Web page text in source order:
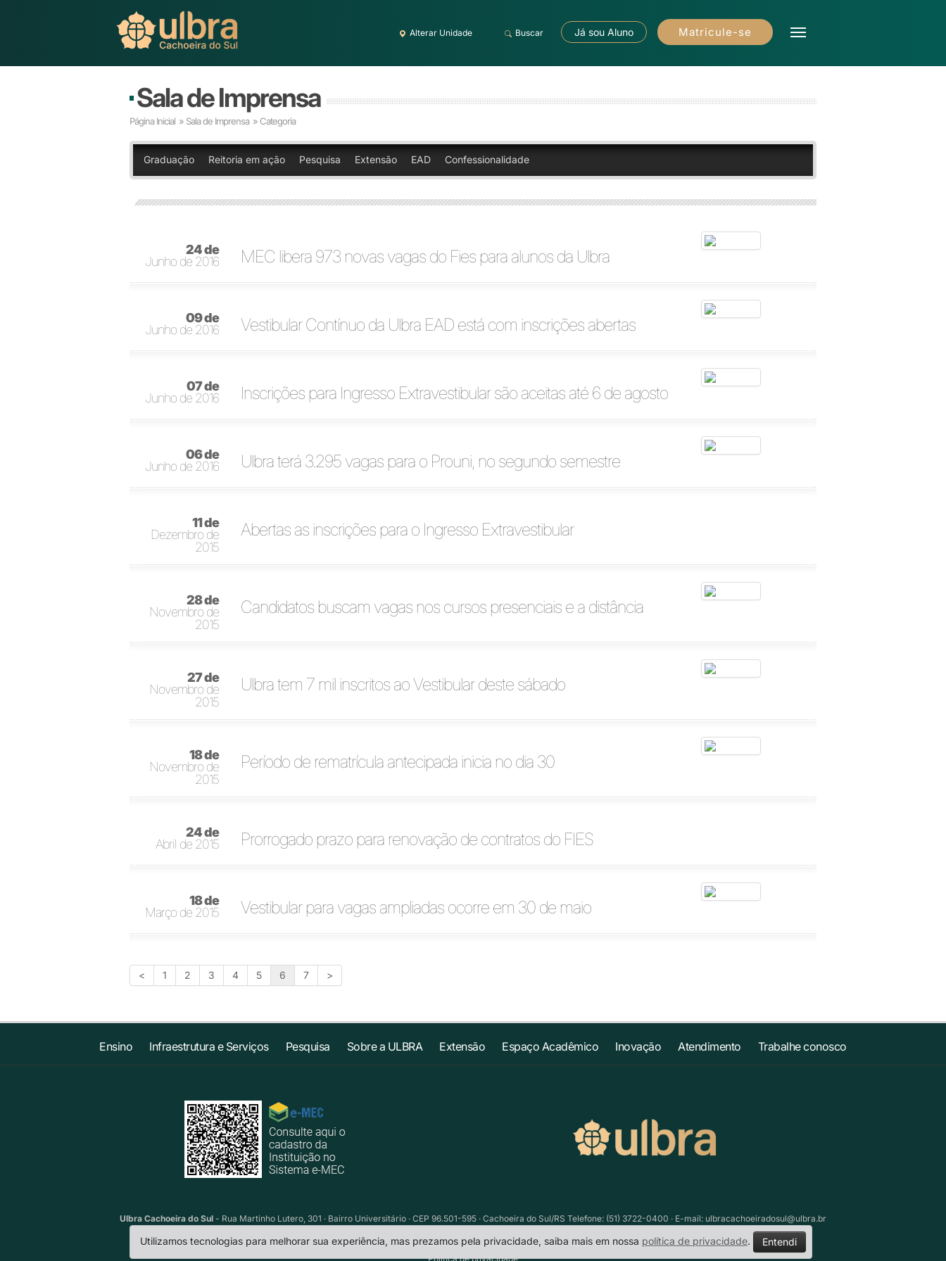
Alterar Unidade Buscar Já sou Aluno Matricule-se
Sala de Imprensa
Página Inicial » Sala de Imprensa » Categoria
Graduação Reitoria em ação Pesquisa Extensão EAD Confessionalidade
24 de
Junho de 2016
MEC libera 973 novas vagas do Fies para alunos da Ulbra
09 de
Junho de 2016
Vestibular Contínuo da Ulbra EAD está com inscrições abertas
07 de
Junho de 2016
Inscrições para Ingresso Extravestibular são aceitas até 6 de agosto
06 de
Junho de 2016
Ulbra terá 3.295 vagas para o Prouni, no segundo semestre
11 de
Dezembro de
2015
Abertas as inscrições para o Ingresso Extravestibular
28 de
Novembro de
2015
Candidatos buscam vagas nos cursos presenciais e a distância
27 de
Novembro de
2015
Ulbra tem 7 mil inscritos ao Vestibular deste sábado
18 de
Novembro de
2015
Período de rematrícula antecipada inicia no dia 30
24 de
Abril de 2015
Prorrogado prazo para renovação de contratos do FIES
18 de
Março de 2015
Vestibular para vagas ampliadas ocorre em 30 de maio
< 1 2 3 4 5 6 7 >
Ensino Infraestrutura e Serviços Pesquisa Sobre a ULBRA Extensão Espaço Acadêmico Inovação Atendimento Trabalhe conosco
Ulbra Cachoeira do Sul - Rua Martinho Lutero, 301 · Bairro Universitário · CEP 96.501-595 · Cachoeira do Sul/RS Telefone: (51) 3722-0400 · E-mail: ulbracachoeiradosul@ulbra.br
Política de privacidade
Utilizamos tecnologias para melhorar sua experiência, mas prezamos pela privacidade, saiba mais em nossa política de privacidade. Entendi